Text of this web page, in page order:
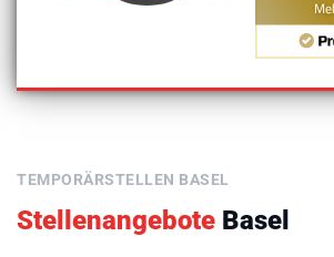
TEMPORÄRSTELLEN BASEL
Stellenangebote Basel